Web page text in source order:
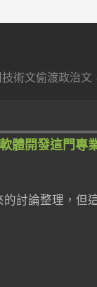
術文偷渡政治文
體開發這門專
討論整理，但